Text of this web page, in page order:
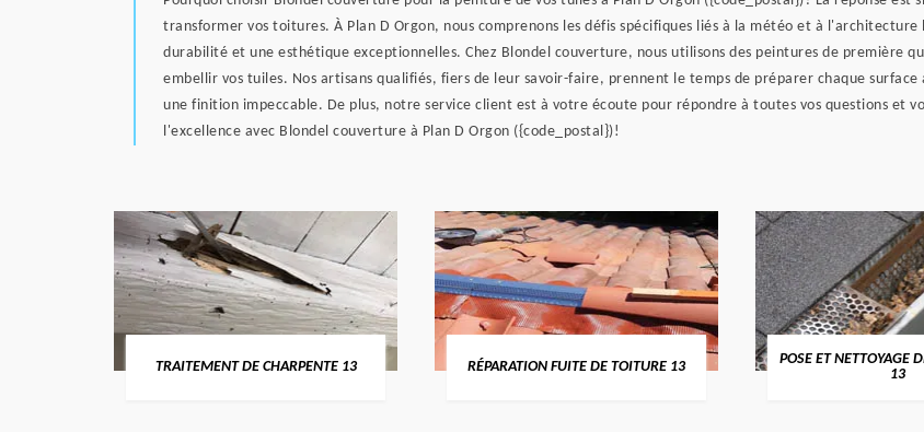
transformer vos toitures. À Plan D Orgon, nous comprenons les défis spécifiques liés à la météo et à
durabilité et une esthétique exceptionnelles. Chez Blondel couverture, nous utilisons des peintures de première
embellir vos tuiles. Nos artisans qualifiés, fiers de leur savoir-faire, prennent le temps de préparer chaque
une finition impeccable. De plus, notre service client est à votre écoute pour répondre à toutes vos questions et
l'excellence avec Blondel couverture à Plan D Orgon ({code_postal})!
TRAITEMENT DE CHARPENTE 13 RÉPARATION FUITE DE TOITURE 13
POSE ET NETTOYAGE
13